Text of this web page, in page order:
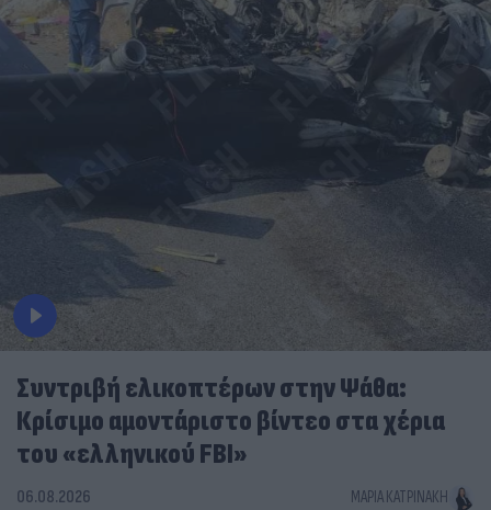
Συντριβή ελικοπτέρων στην Ψάθα:
Κρίσιμο αμοντάριστο βίντεο στα χέρια
του «ελληνικού FBI»
06.08.2026 ΜΑΡΊΑ ΚΑΤΡΙΝΆΚΗ